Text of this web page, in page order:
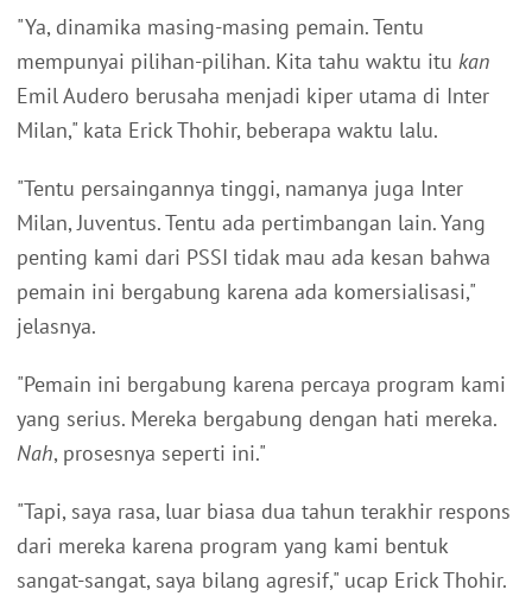
"Ya, dinamika masing-masing pemain. Tentu
mempunyai pilihan-pilihan. Kita tahu waktu itu kan
Emil Audero berusaha menjadi kiper utama di Inter
Milan," kata Erick Thohir, beberapa waktu lalu.
"Tentu persaingannya tinggi, namanya juga Inter
Milan, Juventus. Tentu ada pertimbangan lain. Yang
penting kami dari PSSI tidak mau ada kesan bahwa
pemain ini bergabung karena ada komersialisasi,"
jelasnya.
"Pemain ini bergabung karena percaya program kami
yang serius. Mereka bergabung dengan hati mereka.
Nah, prosesnya seperti ini."
"Tapi, saya rasa, luar biasa dua tahun terakhir respons
dari mereka karena program yang kami bentuk
sangat-sangat, saya bilang agresif," ucap Erick Thohir.